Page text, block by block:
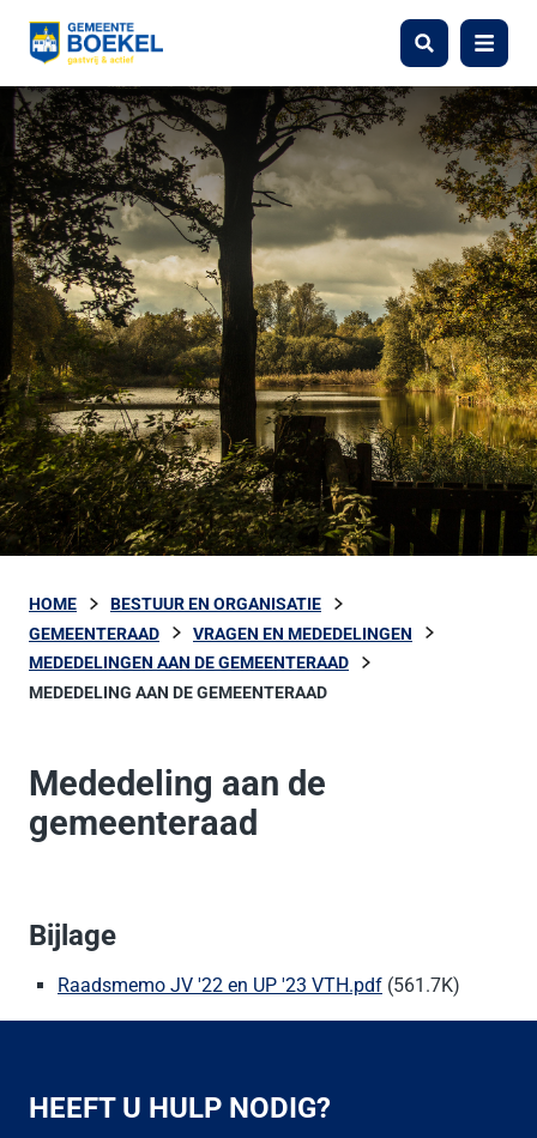
Zoeken Menu
HOME
BESTUUR EN ORGANISATIE
GEMEENTERAAD
VRAGEN EN MEDEDELINGEN
MEDEDELINGEN AAN DE GEMEENTERAAD
MEDEDELING AAN DE GEMEENTERAAD
Mededeling aan de
gemeenteraad
Bijlage
Raadsmemo JV '22 en UP '23 VTH.pdf (561.7K)
HEEFT U HULP NODIG?